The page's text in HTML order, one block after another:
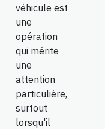
véhicule est
une
opération
qui mérite
une
attention
particulière,
surtout
lorsqu'il